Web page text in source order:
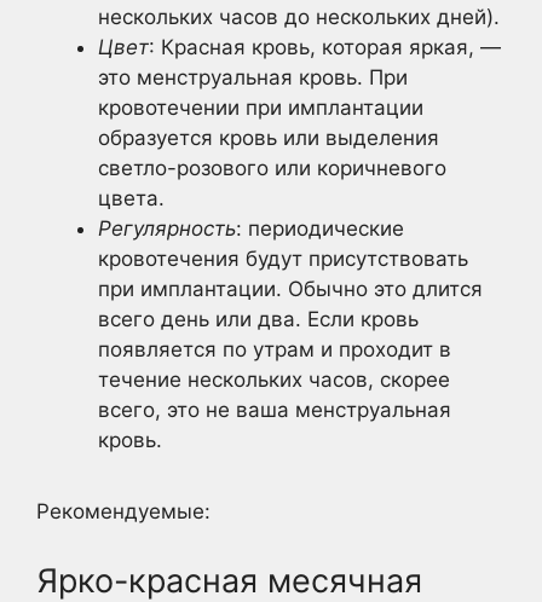
нескольких часов до нескольких дней).
Цвет: Красная кровь, которая яркая, —
это менструальная кровь. При
кровотечении при имплантации
образуется кровь или выделения
светло-розового или коричневого
цвета.
Регулярность: периодические
кровотечения будут присутствовать
при имплантации. Обычно это длится
всего день или два. Если кровь
появляется по утрам и проходит в
течение нескольких часов, скорее
всего, это не ваша менструальная
кровь.
Рекомендуемые:
Ярко-красная месячная